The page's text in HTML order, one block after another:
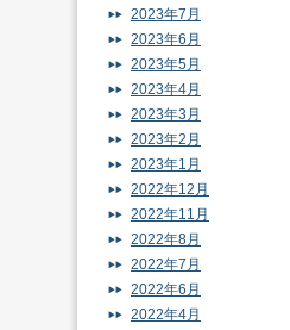
2023年7月
2023年6月
2023年5月
2023年4月
2023年3月
2023年2月
2023年1月
2022年12月
2022年11月
2022年8月
2022年7月
2022年6月
2022年4月